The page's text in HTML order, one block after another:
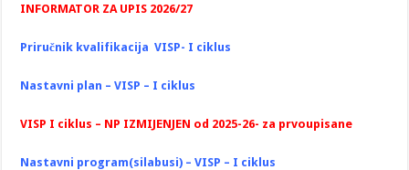
INFORMATOR ZA UPIS 2026/27
Priručnik kvalifikacija VISP- I ciklus
Nastavni plan – VISP – I ciklus
VISP I ciklus – NP IZMIJENJEN od 2025-26- za prvoupisane
Nastavni program(silabusi) – VISP – I ciklus